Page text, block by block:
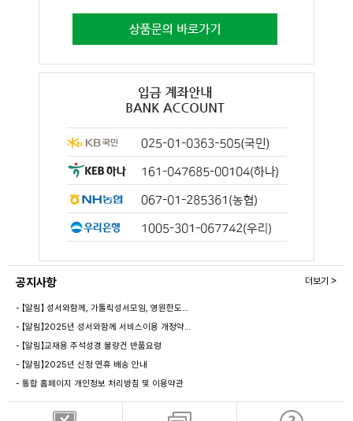
공지사항
- 【알림】 성서와함께, 가톨릭성서모임, 영원한도…
- 【알림】2025년 성서와함께 서비스이용 개정약…
- 【알림】교재용 주석성경 불량건 반품요령
- 【알림】2025년 신정 연휴 배송 안내
- 통합 홈페이지 개인정보 처리방침 및 이용약관
더보기 >